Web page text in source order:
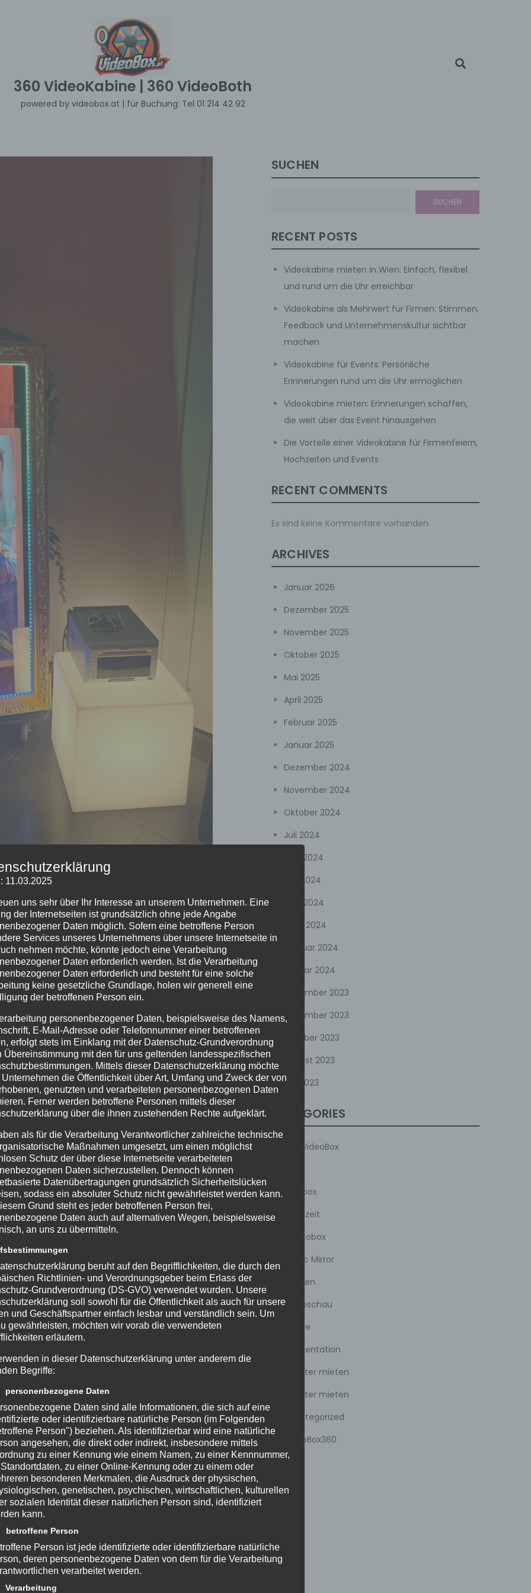
360 VideoKabine | 360 VideoBoth
powered by videobox.at | für Buchung: Tel 01 214 42 92
verstärken:
erfolgreich
das Unternehmen dabei hilft, nicht nur
ihre Botschaften auf eine einzigartige und persönliche
einer einfachen Fotobox hinaus und bietet
und Partner aktiv einzubinden. Ob bei der Stärkung
oder der Schaffung von personalisiertem Content
Unternehmen.
ist dasSammeln von authentischem Kundenfeedback
Messen, Produktlaunches oder direkt in Ihren
und Meinungen zu Ihren Produkten oder
echten Stimmen sind im heutigen Marketing Gold wert.
können hervorragend auf Ihrer Website, in sozialen
um Vertrauen bei potenziellen Neukunden
Videokabinen ebenfalls innovative Möglichkeiten.
Mitarbeiter dazu ermutigen, kurze
oder ihre persönlichen Erfahrungen zu
einen authentischen Einblick in das Unternehmen
Dies kann entscheidend sein, um sich im Wettbewerb um
die wirklich zur Unternehmenskultur passen. Es ist eine
dient die Videokabine als unterhaltsame Attraktion und
Mitarbeiter können Grüße austauschen, humorvolle
gratulieren. Ein solches „Video-Gästebuch“ bewahrt
emotionale Erinnerung, die über Jahre hinweg für
können anschließend intern geteilt werden, um den
zurBrand Activation und für interaktive
Videokabinen einrichten, die perfekt zu einer
aufgefordert werden, eine bestimmte
an einer Challenge teilzunehmen oder ihre Wünsche
schaffen eine starke emotionale Bindung zur Marke und
eigenen sozialen Netzwerken zu teilen, wodurch eine
SUCHEN
SUCHEN
RECENT POSTS
Videokabine mieten in Wien: Einfach, flexibel
und rund um die Uhr erreichbar
Videokabine als Mehrwert für Firmen: Stimmen,
Feedback und Unternehmenskultur sichtbar
machen
Videokabine für Events: Persönliche
Erinnerungen rund um die Uhr ermöglichen
Videokabine mieten: Erinnerungen schaffen,
die weit über das Event hinausgehen
Die Vorteile einer Videokabine für Firmenfeiern,
Hochzeiten und Events
RECENT COMMENTS
Es sind keine Kommentare vorhanden.
ARCHIVES
Januar 2026
Dezember 2025
November 2025
Oktober 2025
Mai 2025
April 2025
Februar 2025
Januar 2025
Dezember 2024
November 2024
Oktober 2024
Juli 2024
Juni 2024
Mai 2024
April 2024
März 2024
Februar 2024
Januar 2024
Dezember 2023
November 2023
Oktober 2023
August 2023
Juli 2023
CATEGORIES
360 VideoBox
Fotobox
Hochzeit
Ki Fotobox
Magic Mirror
Messen
Modeschau
Presse
Prsäsentation
Roboter mieten
Roboter mieten
Uncategorized
VideoBox360
11.03.2025
uns sehr über Ihr Interesse an unserem Unternehmen. Eine
der Internetseiten ist grundsätzlich ohne jede Angabe
Daten möglich. Sofern eine betroffene Person
Services unseres Unternehmens über unsere Internetseite in
nehmen möchte, könnte jedoch eine Verarbeitung
Daten erforderlich werden. Ist die Verarbeitung
Daten erforderlich und besteht für eine solche
keine gesetzliche Grundlage, holen wir generell eine
der betroffenen Person ein.
personenbezogener Daten, beispielsweise des Namens,
E-Mail-Adresse oder Telefonnummer einer betroffenen
erfolgt stets im Einklang mit der Datenschutz-Grundverordnung
Übereinstimmung mit den für uns geltenden landesspezifischen
Mittels dieser Datenschutzerklärung möchte
Unternehmen die Öffentlichkeit über Art, Umfang und Zweck der von
genutzten und verarbeiteten personenbezogenen Daten
Ferner werden betroffene Personen mittels dieser
über die ihnen zustehenden Rechte aufgeklärt.
als für die Verarbeitung Verantwortlicher zahlreiche technische
Maßnahmen umgesetzt, um einen möglichst
Schutz der über diese Internetseite verarbeiteten
Daten sicherzustellen. Dennoch können
Datenübertragungen grundsätzlich Sicherheitslücken
sodass ein absoluter Schutz nicht gewährleistet werden kann.
Grund steht es jeder betroffenen Person frei,
Daten auch auf alternativen Wegen, beispielsweise
an uns zu übermitteln.
beruht auf den Begrifflichkeiten, die durch den
Richtlinien- und Verordnungsgeber beim Erlass der
Grundverordnung (DS-GVO) verwendet wurden. Unsere
soll sowohl für die Öffentlichkeit als auch für unsere
und Geschäftspartner einfach lesbar und verständlich sein. Um
gewährleisten, möchten wir vorab die verwendeten
erläutern.
in dieser Datenschutzerklärung unter anderem die
Begriffe:
Daten
Daten sind alle Informationen, die sich auf eine
oder identifizierbare natürliche Person (im Folgenden
Person") beziehen. Als identifizierbar wird eine natürliche
angesehen, die direkt oder indirekt, insbesondere mittels
zu einer Kennung wie einem Namen, zu einer Kennnummer,
zu einer Online-Kennung oder zu einem oder
besonderen Merkmalen, die Ausdruck der physischen,
genetischen, psychischen, wirtschaftlichen, kulturellen
sozialen Identität dieser natürlichen Person sind, identifiziert
kann.
Person
Person ist jede identifizierte oder identifizierbare natürliche
deren personenbezogene Daten von dem für die Verarbeitung
verarbeitet werden.